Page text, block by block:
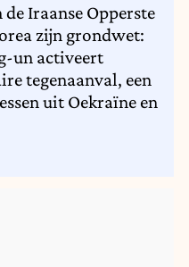
Iraanse Opperste
zijn grondwet:
un activeert
tegenaanval, een
uit Oekraïne en